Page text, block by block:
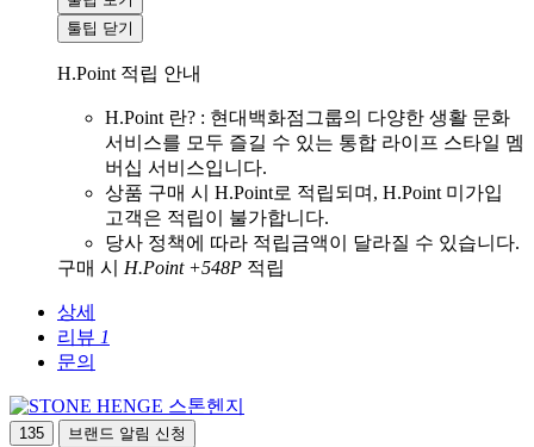
툴팁 닫기
H.Point 적립 안내
H.Point 란? : 현대백화점그룹의 다양한 생활 문화
서비스를 모두 즐길 수 있는 통합 라이프 스타일 멤
버십 서비스입니다.
상품 구매 시 H.Point로 적립되며, H.Point 미가입
고객은 적립이 불가합니다.
당사 정책에 따라 적립금액이 달라질 수 있습니다.
구매 시 H.Point +548P 적립
상세
리뷰 1
문의
스톤헨지
135 브랜드 알림 신청